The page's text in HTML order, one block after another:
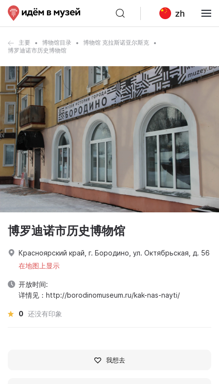
zh
主要 博物馆目录
博物馆 克拉斯诺亚尔斯克
博罗迪诺市历史博物馆
博罗迪诺市历史博物馆
Красноярский край, г. Бородино, ул. Октябрьская, д. 56
在地图上显示
开放时间:
详情见：http://borodinomuseum.ru/kak-nas-nayti/
0 还没有印象
我想去